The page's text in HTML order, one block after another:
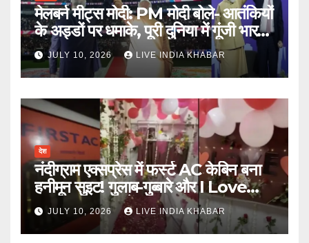
मेलबर्न मीट्स मोदी: PM मोदी बोले- आतंकियों
के अड्डों पर धमाके, पूरी दुनिया में गूंजी भारत
की ताकत
JULY 10, 2026 LIVE INDIA KHABAR
देश
नंदीग्राम एक्सप्रेस में फर्स्ट AC केबिन बना
हनीमून सुइट! गुलाब-गुब्बारे और I Love
You, TTE सस्पेंड
JULY 10, 2026 LIVE INDIA KHABAR